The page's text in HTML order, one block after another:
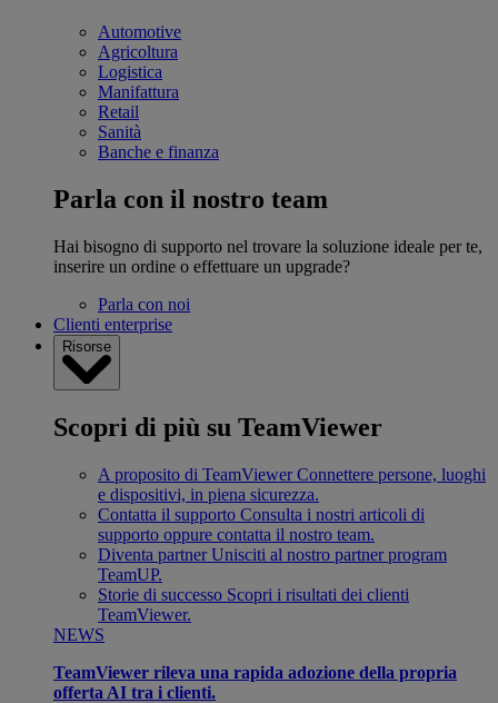
Automotive
Agricoltura
Logistica
Manifattura
Retail
Sanità
Banche e finanza
Parla con il nostro team
Hai bisogno di supporto nel trovare la soluzione ideale per te,
inserire un ordine o effettuare un upgrade?
Parla con noi
Clienti enterprise
Risorse
Scopri di più su TeamViewer
A proposito di TeamViewer Connettere persone, luoghi
e dispositivi, in piena sicurezza.
Contatta il supporto Consulta i nostri articoli di
supporto oppure contatta il nostro team.
Diventa partner Unisciti al nostro partner program
TeamUP.
Storie di successo Scopri i risultati dei clienti
TeamViewer.
NEWS
TeamViewer rileva una rapida adozione della propria
offerta AI tra i clienti.